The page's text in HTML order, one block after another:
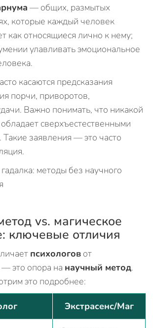
— общих, размытых
которые каждый человек
как относящиеся лично к нему;
улавливать эмоциональное
касаются предсказания
порчи, приворотов,
Важно понимать, что никакой
сверхъестественными
Такие заявления — это часто
vs. магическое
ключевые отличия
психологов от
— это опора на научный метод.
это подробнее:
Экстрасенс/Маг